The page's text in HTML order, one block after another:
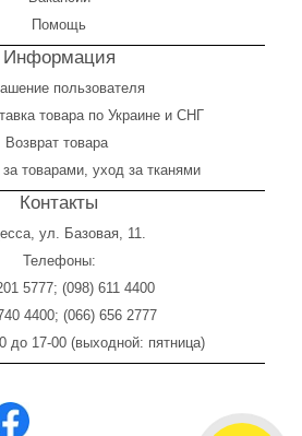
Помощь
Информация
пользователя
товара по Украине и СНГ
Возврат товара
товарами, уход за тканями
Контакты
ул. Базовая, 11.
Телефоны:
5777; (098) 611 4400
4400; (066) 656 2777
до 17-00 (выходной: пятница)